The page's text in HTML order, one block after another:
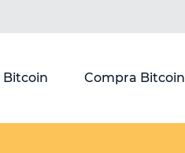
Compra Bitcoin